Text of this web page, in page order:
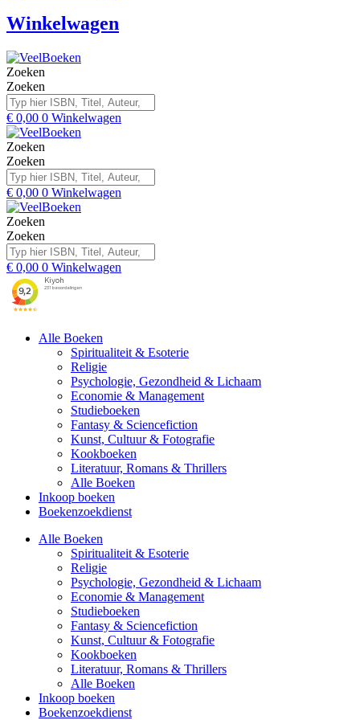
Winkelwagen
Zoeken
Zoeken
€ 0,00 0 Winkelwagen
Zoeken
Zoeken
€ 0,00 0 Winkelwagen
Zoeken
Zoeken
€ 0,00 0 Winkelwagen
Alle Boeken
Spiritualiteit & Esoterie
Religie
Psychologie, Gezondheid & Lichaam
Economie & Management
Studieboeken
Fantasy & Sciencefiction
Kunst, Cultuur & Fotografie
Kookboeken
Literatuur, Romans & Thrillers
Alle Boeken
Inkoop boeken
Boekenzoekdienst
Alle Boeken
Spiritualiteit & Esoterie
Religie
Psychologie, Gezondheid & Lichaam
Economie & Management
Studieboeken
Fantasy & Sciencefiction
Kunst, Cultuur & Fotografie
Kookboeken
Literatuur, Romans & Thrillers
Alle Boeken
Inkoop boeken
Boekenzoekdienst